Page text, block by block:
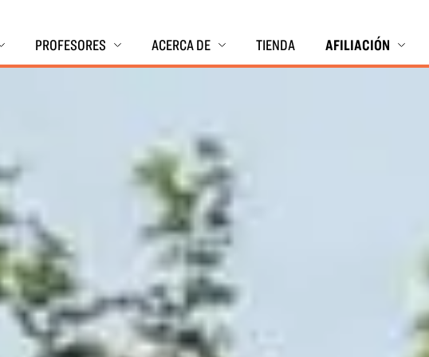
PROFESORES ACERCA DE TIENDA AFILIACIÓN